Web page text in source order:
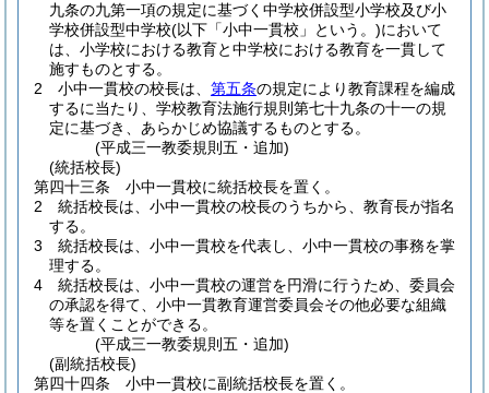
九条の九第一項の規定に基づく中学校併設型小学校及び小
学校併設型中学校(以下「小中一貫校」という。)において
は、小学校における教育と中学校における教育を一貫して
施すものとする。
2
小中一貫校の校長は、 第五条の規定により教育課程を編成
するに当たり、学校教育法施行規則第七十九条の十一の規
定に基づき、あらかじめ協議するものとする。
(平成三一教委規則五・追加)
(統括校長)
第四十三条
小中一貫校に統括校長を置く。
2
統括校長は、小中一貫校の校長のうちから、教育長が指名
する。
3
統括校長は、小中一貫校を代表し、小中一貫校の事務を掌
理する。
4
統括校長は、小中一貫校の運営を円滑に行うため、委員会
の承認を得て、小中一貫教育運営委員会その他必要な組織
等を置くことができる。
(平成三一教委規則五・追加)
(副統括校長)
第四十四条
小中一貫校に副統括校長を置く。